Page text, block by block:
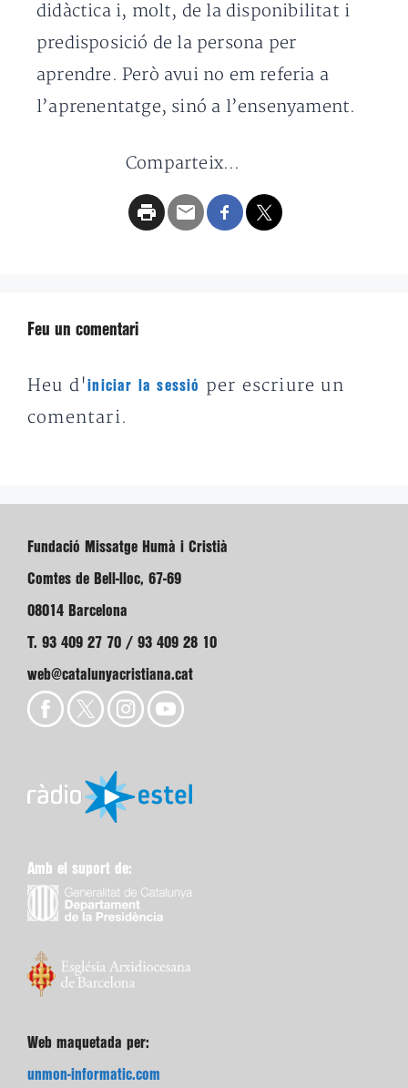
didàctica i, molt, de la disponibilitat i
predisposició de la persona per
aprendre. Però avui no em referia a
l’aprenentatge, sinó a l’ensenyament.
Comparteix...
Feu un comentari
Heu d'iniciar la sessió
per escriure un
comentari.
Fundació Missatge Humà i Cristià
Comtes de Bell-lloc, 67-69
08014 Barcelona
T. 93 409 27 70 / 93 409 28 10
web@catalunyacristiana.cat
Amb el suport de:
Web maquetada per:
unmon-informatic.com